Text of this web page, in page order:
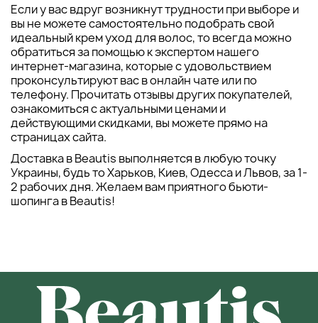
Если у вас вдруг возникнут трудности при выборе и
вы не можете самостоятельно подобрать свой
идеальный крем уход для волос, то всегда можно
обратиться за помощью к экспертом нашего
интернет-магазина, которые с удовольствием
проконсультируют вас в онлайн чате или по
телефону. Прочитать отзывы других покупателей,
ознакомиться с актуальными ценами и
действующими скидками, вы можете прямо на
страницах сайта.
Доставка в Beautis выполняется в любую точку
Украины, будь то Харьков, Киев, Одесса и Львов, за 1-
2 рабочих дня. Желаем вам приятного бьюти-
шопинга в Beautis!